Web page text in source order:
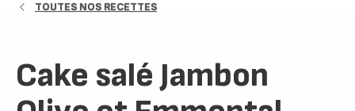
TOUTES NOS RECETTES
Cake salé Jambon